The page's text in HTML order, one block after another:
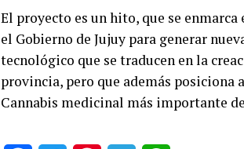
El proyecto es un hito, que se
el Gobierno de Jujuy para generar
tecnológico que se traducen en la
provincia, pero que además posiciona
Cannabis medicinal más importante